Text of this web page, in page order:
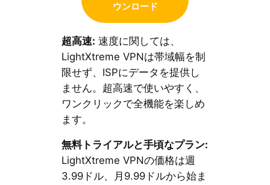
ウンロード
超高速: 速度に関しては、
LightXtreme VPNは帯域幅を制
限せず、ISPにデータを提供し
ません。超高速で使いやすく、
ワンクリックで全機能を楽しめ
ます。
無料トライアルと手頃なプラン:
LightXtreme VPNの価格は週
3.99ドル、月9.99ドルから始ま